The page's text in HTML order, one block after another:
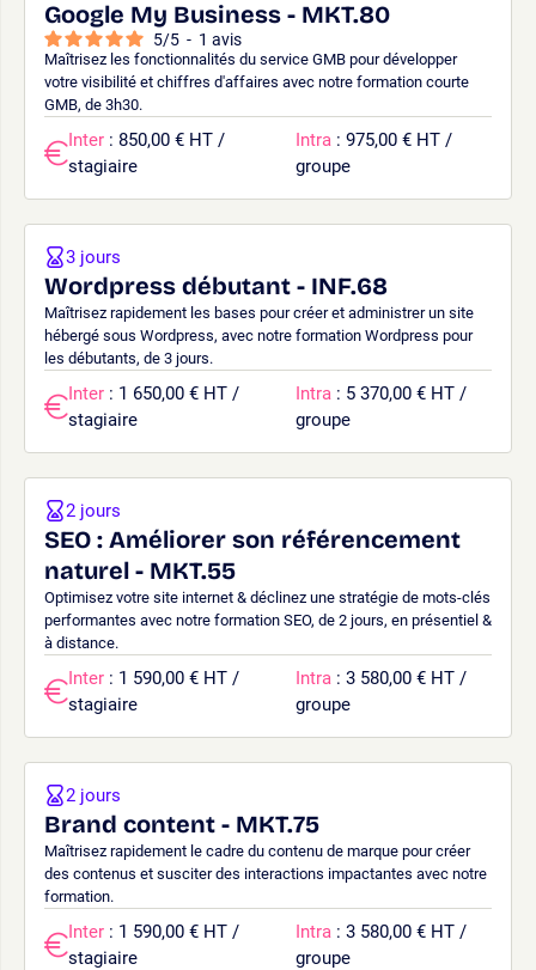
Google My Business - MKT.80
5/5 - 1 avis
Maîtrisez les fonctionnalités du service GMB pour développer
votre visibilité et chiffres d'affaires avec notre formation courte
GMB, de 3h30.
Inter : 850,00 € HT /
stagiaire
Intra : 975,00 € HT /
groupe
Wordpress débutant - INF.68
Maîtrisez rapidement les bases pour créer et administrer un site
hébergé sous Wordpress, avec notre formation Wordpress pour
les débutants, de 3 jours.
3 jours
Inter : 1 650,00 € HT /
stagiaire
Intra : 5 370,00 € HT /
groupe
SEO : Améliorer son référencement
naturel - MKT.55
Optimisez votre site internet & déclinez une stratégie de mots-clés
performantes avec notre formation SEO, de 2 jours, en présentiel &
à distance.
2 jours
Inter : 1 590,00 € HT /
stagiaire
Intra : 3 580,00 € HT /
groupe
Brand content - MKT.75
Maîtrisez rapidement le cadre du contenu de marque pour créer
des contenus et susciter des interactions impactantes avec notre
formation.
2 jours
Inter : 1 590,00 € HT /
stagiaire
Intra : 3 580,00 € HT /
groupe